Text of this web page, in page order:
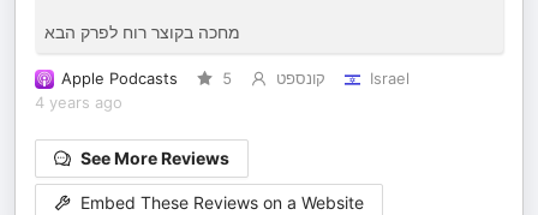
מחכה בקוצר רוח לפרק הבא
Apple Podcasts 5 קונספט
Israel
4 years ago
See More Reviews
Embed These Reviews on a Website